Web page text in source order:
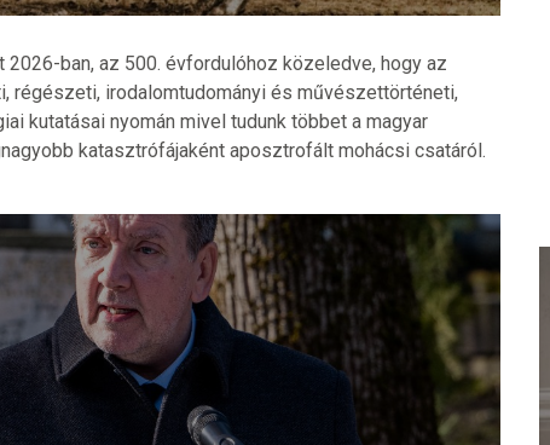
2026-ban, az 500. évfordulóhoz közeledve, hogy az
régészeti, irodalomtudományi és művészettörténeti,
kutatásai nyomán mivel tudunk többet a magyar
katasztrófájaként aposztrofált mohácsi csatáról.